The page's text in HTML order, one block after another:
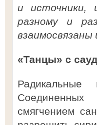
и источники,
разному и
взаимосвязаны
«Танцы» с
смягчением